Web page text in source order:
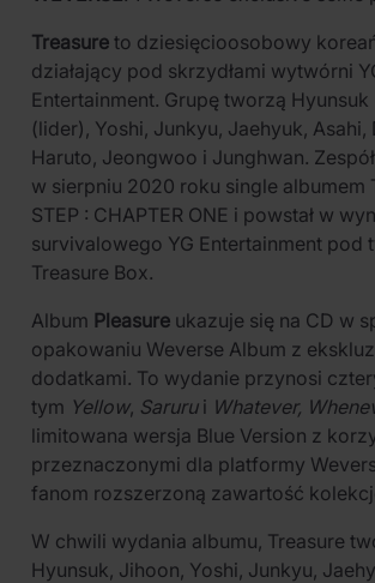
Treasure to dziesięcioosobowy
działający pod skrzydłami wytwórni
Entertainment. Grupę tworzą
(lider), Yoshi, Junkyu, Jaehyuk, Asahi,
Haruto, Jeongwoo i Junghwan.
w sierpniu 2020 roku single albumem
STEP : CHAPTER ONE i powstał w
survivalowego YG Entertainment pod
Treasure Box.
Album Pleasure ukazuje się na CD w
opakowaniu Weverse Album z
dodatkami. To wydanie przynosi
tym Yellow, Sarurui Whatever,
limitowana wersja Blue Version z
przeznaczonymi dla platformy
fanom rozszerzoną zawartość
W chwili wydania albumu, Treasure
Hyunsuk, Jihoon, Yoshi, Junkyu,